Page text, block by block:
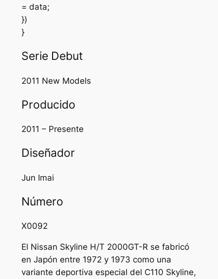
= data;
})
}
Serie Debut
2011 New Models
Producido
2011 – Presente
Diseñador
Jun Imai
Número
X0092
El Nissan Skyline H/T 2000GT-R se fabricó
en Japón entre 1972 y 1973 como una
variante deportiva especial del C110 Skyline,